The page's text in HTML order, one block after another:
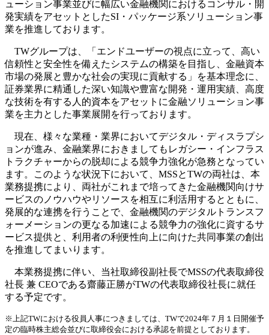
ューション事業並びに幅広い金融機関におけるコンサル・開
発実績をアセットとしたSI・パッケージ系ソリューション事
業を推進しております。
TWグループは、「エンドユーザーの視点に立って、高い
信頼性と安全性を備えたシステムの構築を目指し、金融資本
市場の発展と豊かな社会の実現に貢献する」を基本理念に、
証券業界に精通した深い知識や豊富な開発・運用実績、高度
な技術を有する人的資本をアセットに金融ソリューション事
業を主力とした事業展開を行っております。
現在、様々な業種・業界においてデジタル・ディスラプシ
ョンが進み、金融業界におきましてもレガシー・インフラス
トラクチャーからの脱却による競争力強化が急務となってい
ます。このような状況下において、MSSとTWの両社は、本
業務提携により、両社がこれまで培ってきた金融機関向けサ
ービスのノウハウやリソースを相互に利活用するとともに、
発展的な連携を行うことで、金融機関のデジタルトランスフ
ォーメーションの更なる加速による競争力の強化に資するサ
ービス提供と、利用者の利便性向上に向けた共同事業の創出
を推進してまいります。
本業務提携に伴い、当社取締役副社長でMSSの代表取締役
社長 兼 CEOである齋藤正勝がTWの代表取締役社長に就任
する予定です。
※上記TWにおける役員人事につきましては、TWで2024年７月１日開催予
定の臨時株主総会並びに取締役会における承認を前提としております。